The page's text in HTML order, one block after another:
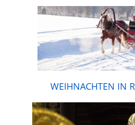
WEIHNACHTEN IN